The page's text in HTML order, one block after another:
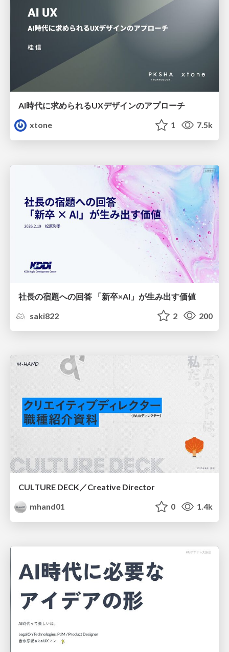
AI時代に求められるUXデザインのアプローチ
xtone
1 7.5k
社長の宿題への回答 「新卒×AI」が生み出す価値
saki822
2 200
CULTURE DECK／Creative Director
mhand01
0 1.4k